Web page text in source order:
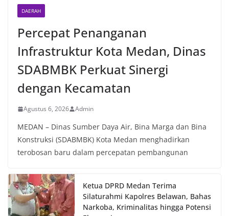
DAERAH
Percepat Penanganan
Infrastruktur Kota Medan, Dinas
SDABMBK Perkuat Sinergi
dengan Kecamatan
Agustus 6, 2026 Admin
MEDAN – Dinas Sumber Daya Air, Bina Marga dan Bina
Konstruksi (SDABMBK) Kota Medan menghadirkan
terobosan baru dalam percepatan pembangunan
Ketua DPRD Medan Terima
Silaturahmi Kapolres Belawan, Bahas
Narkoba, Kriminalitas hingga Potensi